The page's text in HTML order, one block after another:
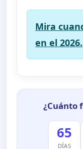
Mira
en el 2026.
¿Cuánto
65
DÍAS